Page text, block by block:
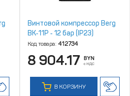
Винтовой компрессор Berg
ВК‑11Р ‑ 12 бар (IP23)
Код товара: 412734
8 904.17 BYN
с НДС
В КОРЗИНУ